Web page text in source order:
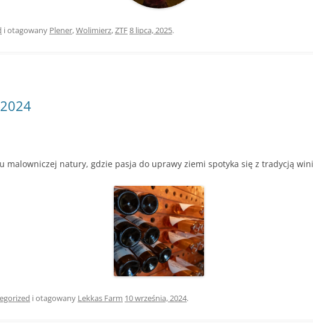
i otagowany Plener,Wolimierz,ZTF8 lipca, 2025.
malowniczej natury, gdzie pasja do uprawy ziemi spotyka się z tradycją
i otagowany Lekkas Farm 10 września, 2024.